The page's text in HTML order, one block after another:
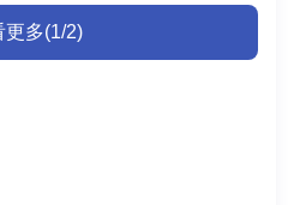
更多(1/2)